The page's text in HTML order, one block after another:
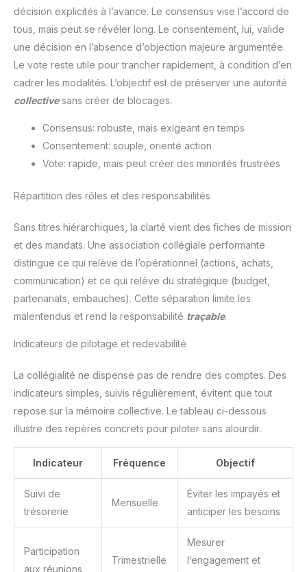
décision explicités à l’avance. Le consensus vise l’accord de
tous, mais peut se révéler long. Le consentement, lui, valide
une décision en l’absence d’objection majeure argumentée.
Le vote reste utile pour trancher rapidement, à condition d’en
cadrer les modalités. L’objectif est de préserver une autorité
collectivesans créer de blocages.
Consensus: robuste, mais exigeant en temps
Consentement: souple, orienté action
Vote: rapide, mais peut créer des minorités frustrées
Répartition des rôles et des responsabilités
Sans titres hiérarchiques, la clarté vient des fiches de mission
et des mandats. Une association collégiale performante
distingue ce qui relève de l’opérationnel (actions, achats,
communication) et ce qui relève du stratégique (budget,
partenariats, embauches). Cette séparation limite les
malentendus et rend la responsabilité traçable.
Indicateurs de pilotage et redevabilité
La collégialité ne dispense pas de rendre des comptes. Des
indicateurs simples, suivis régulièrement, évitent que tout
repose sur la mémoire collective. Le tableau ci-dessous
illustre des repères concrets pour piloter sans alourdir.
Indicateur Fréquence Objectif
Suivi de
trésorerie
Mensuelle
Éviter les impayés et
anticiper les besoins
Participation
aux réunions
Trimestrielle
Mesurer
l’engagement et